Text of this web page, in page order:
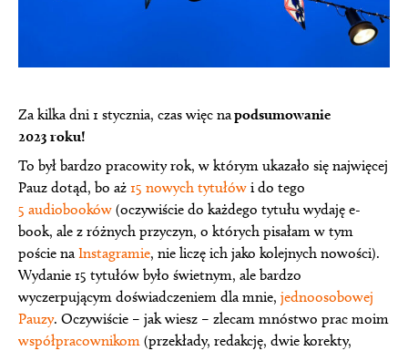
Za kilka dni 1 stycznia, czas więc napodsumowanie
2023 roku!
To był bardzo pracowity rok, w którym ukazało się najwięcej
Pauz dotąd, bo aż 15 nowych tytułów i do tego
5 audiobooków (oczywiście do każdego tytułu wydaję e-
book, ale z różnych przyczyn, o których pisałam w tym
poście naInstagramie, nie liczę ich jako kolejnych nowości).
Wydanie 15 tytułów było świetnym, ale bardzo
wyczerpującym doświadczeniem dla mnie, jednoosobowej
Pauzy. Oczywiście – jak wiesz – zlecam mnóstwo prac moim
współpracownikom (przekłady, redakcję, dwie korekty,